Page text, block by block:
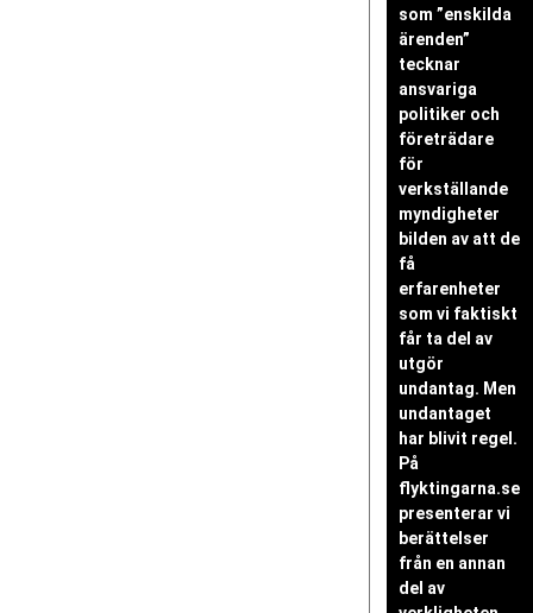
som ”enskilda
ärenden”
tecknar
ansvariga
politiker och
företrädare
för
verkställande
myndigheter
bilden av att de
få
erfarenheter
som vi faktiskt
får ta del av
utgör
undantag. Men
undantaget
har blivit regel.
På
flyktingarna.se
presenterar vi
berättelser
från en annan
del av